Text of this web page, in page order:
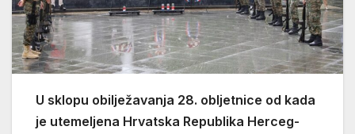
U sklopu obilježavanja 28. obljetnice od kada
je utemeljena Hrvatska Republika Herceg-